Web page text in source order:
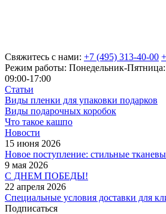
Свяжитесь с нами: +7 (495) 313-40-00
Режим работы: Понедельник-Пятница:
09:00-17:00
Статьи
Виды пленки для упаковки подарков
Виды подарочных коробок
Что такое кашпо
Новости
15 июня 2026
Новое поступление: стильные
9 мая 2026
С ДНЕМ ПОБЕДЫ!
22 апреля 2026
Специальные условия доставки для
Подписаться